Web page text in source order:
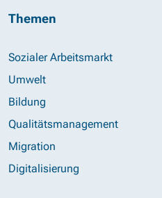
Themen
Sozialer Arbeitsmarkt
Umwelt
Bildung
Qualitätsmanagement
Migration
Digitalisierung